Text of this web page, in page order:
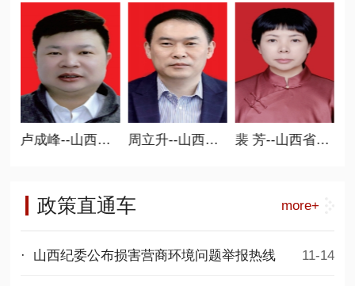
卢成峰--山西省商业联合会执行会长 新零售分会会长 周立升--山西省商业联合会执行会长、 人防工程委员会会长 裴 芳--山西省商业联合会执行会长、 女子分会会长
政策直通车 more+
· 山西纪委公布损害营商环境问题举报热线 11-14